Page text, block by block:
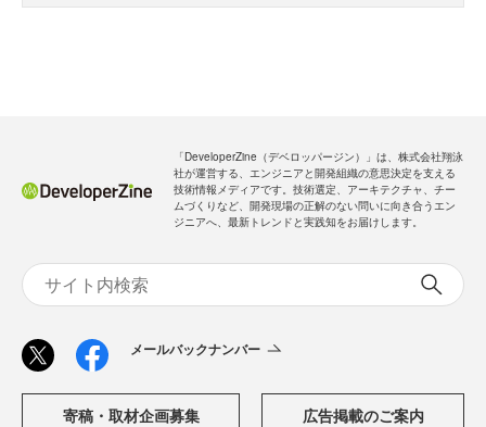
「DeveloperZine（デベロッパージン）」は、株式会社翔泳
社が運営する、エンジニアと開発組織の意思決定を支える
技術情報メディアです。技術選定、アーキテクチャ、チー
ムづくりなど、開発現場の正解のない問いに向き合うエン
ジニアへ、最新トレンドと実践知をお届けします。
メールバックナンバー
寄稿・取材企画募集 広告掲載のご案内